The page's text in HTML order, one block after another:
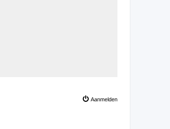
Aanmelden